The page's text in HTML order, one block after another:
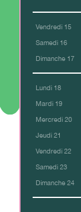
Vendredi 15
Samedi 16
Dimanche 17
Lundi 18
Mardi 19
Mercredi 20
Jeudi 21
Vendredi 22
Samedi 23
Dimanche 24